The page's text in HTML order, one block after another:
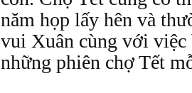
năm họp lấy hên và
vui Xuân cùng với việc
những phiên chợ Tết